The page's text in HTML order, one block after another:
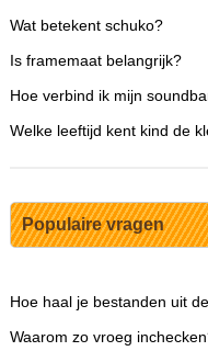
Wat betekent schuko?
Is framemaat belangrijk?
Hoe verbind ik mijn
Welke leeftijd kent kind de
Populaire vragen
Hoe haal je bestanden uit
Waarom zo vroeg